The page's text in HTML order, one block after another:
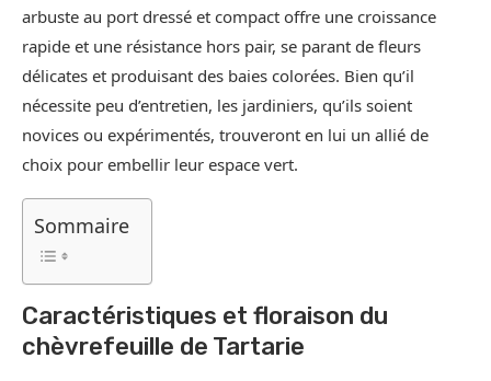
arbuste au port dressé et compact offre une croissance
rapide et une résistance hors pair, se parant de fleurs
délicates et produisant des baies colorées. Bien qu’il
nécessite peu d’entretien, les jardiniers, qu’ils soient
novices ou expérimentés, trouveront en lui un allié de
choix pour embellir leur espace vert.
Sommaire
Caractéristiques et floraison du
chèvrefeuille de Tartarie